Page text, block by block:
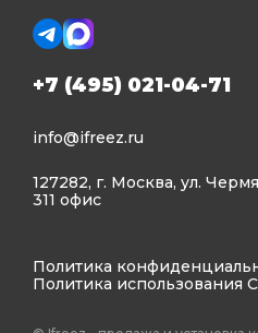
+7 (495) 021-04-71
info@ifreez.ru
127282, г. Москва, ул.
311 офис
Политика
Политика использования